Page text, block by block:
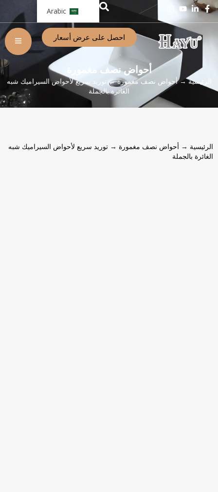
Arabic
احصل على عرض أسعار
أحواض نصف مغمورة
الرئيسية→أحواض نصف مغمورة→ توريد سريع لأحواض السيراميك شبه
الغائرة بالجملة
الرئيسية → أحواض نصف مغمورة → توريد سريع لأحواض السيراميك شبه
الغائرة بالجملة